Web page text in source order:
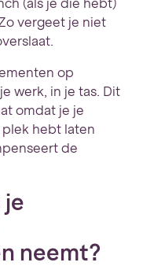
(als je die hebt)
vergeet je niet
op
werk, in je tas. Dit
omdat je je
hebt laten
de
je
neemt?